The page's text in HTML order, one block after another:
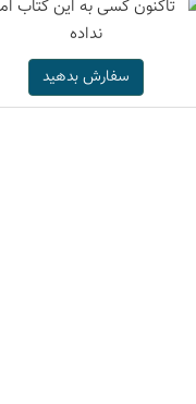
سفارش بدهید